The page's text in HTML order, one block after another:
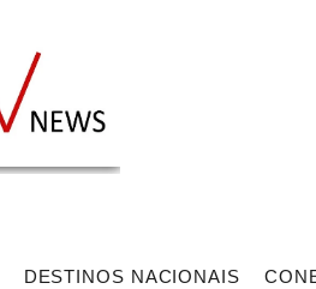
DESTINOS NACIONAIS